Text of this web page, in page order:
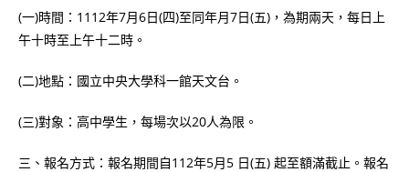
(一)時間：1112年7月6日(四)至同年月7日(五)，為期兩天，每日上
午十時至上午十二時。
(二)地點：國立中央大學科一館天文台。
(三)對象：高中學生，每場次以20人為限。
三、報名方式：報名期間自112年5月5 日(五) 起至額滿截止。報名